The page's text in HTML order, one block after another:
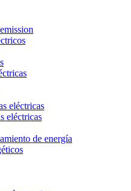
eléctricas
eléctricas
de energía